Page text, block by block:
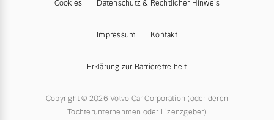
Cookies Datenschutz & Rechtlicher Hinweis
Impressum Kontakt
Erklärung zur Barrierefreiheit
Copyright © 2026 Volvo Car Corporation (oder deren
Tochterunternehmen oder Lizenzgeber)